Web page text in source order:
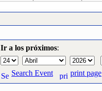
Ir a los próximos:
Search Event print page